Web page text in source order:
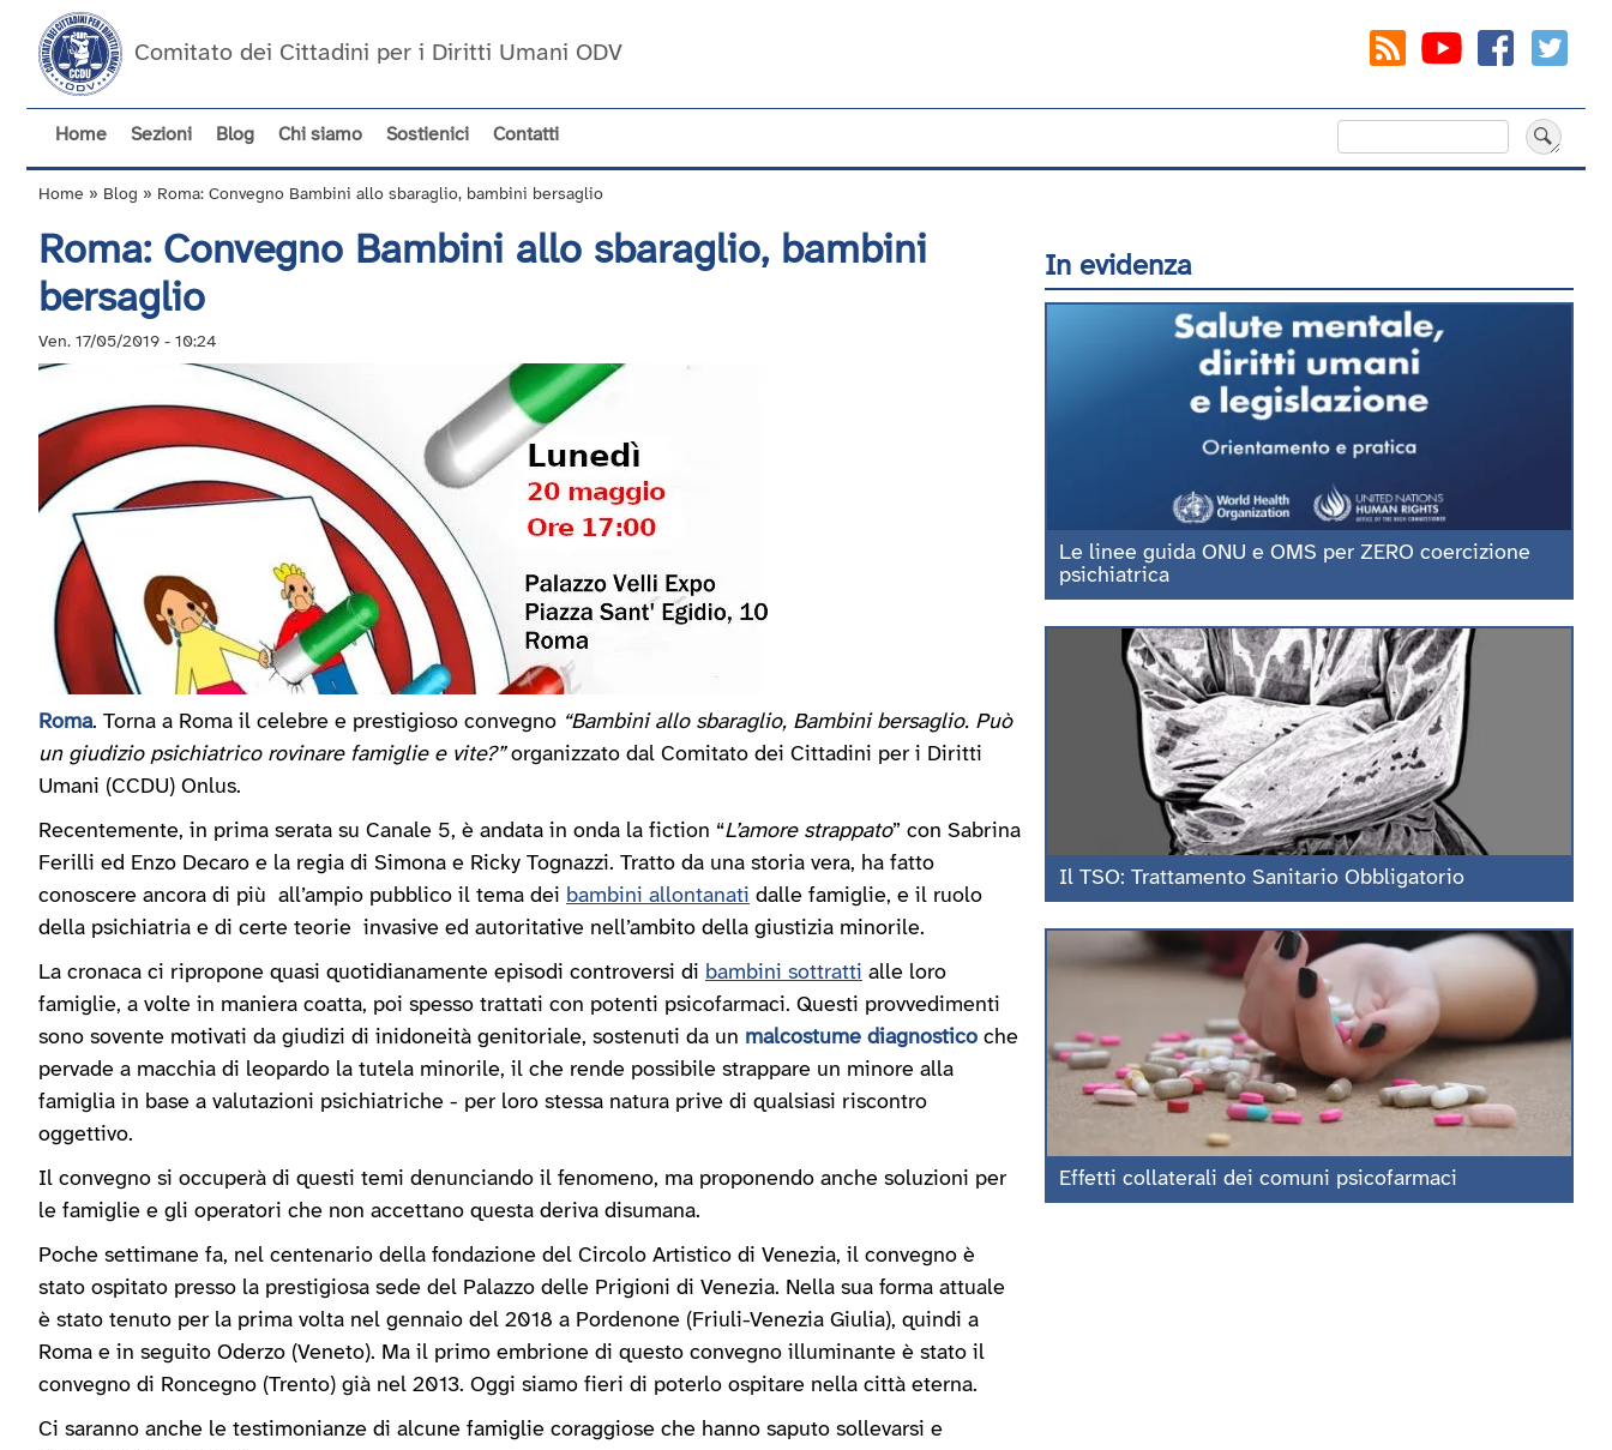
contenuto
principale
Comitato dei Cittadini per i Diritti Umani ODV
Navigazione
principale
Home Sezioni Blog Chi siamo Sostienici Contatti
di
pane
Home Blog Roma: Convegno Bambini allo sbaraglio, bambini bersaglio
Roma: Convegno Bambini allo sbaraglio, bambini
bersaglio
Ven. 17/05/2019 - 10:24
Roma. Torna a Roma il celebre e prestigioso convegno “Bambini allo sbaraglio, Bambini bersaglio. Può
un giudizio psichiatrico rovinare famiglie e vite?”organizzato dal Comitato dei Cittadini per i Diritti
Umani (CCDU) Onlus.
Recentemente, in prima serata su Canale 5, è andata in onda la fiction “L’amore strappato” con Sabrina
Ferilli ed Enzo Decaro e la regia di Simona e Ricky Tognazzi. Tratto da una storia vera, ha fatto
conoscere ancora di più all’ampio pubblico il tema dei bambini allontanati dalle famiglie, e il ruolo
della psichiatria e di certe teorie invasive ed autoritative nell’ambito della giustizia minorile.
La cronaca ci ripropone quasi quotidianamente episodi controversi di bambini sottratti alle loro
famiglie, a volte in maniera coatta, poi spesso trattati con potenti psicofarmaci. Questi provvedimenti
sono sovente motivati da giudizi di inidoneità genitoriale, sostenuti da un malcostume diagnostico che
pervade a macchia di leopardo la tutela minorile, il che rende possibile strappare un minore alla
famiglia in base a valutazioni psichiatriche - per loro stessa natura prive di qualsiasi riscontro
oggettivo.
Il convegno si occuperà di questi temi denunciando il fenomeno, ma proponendo anche soluzioni per
le famiglie e gli operatori che non accettano questa deriva disumana.
Poche settimane fa, nel centenario della fondazione del Circolo Artistico di Venezia, il convegno è
stato ospitato presso la prestigiosa sede del Palazzo delle Prigioni di Venezia. Nella sua forma attuale
è stato tenuto per la prima volta nel gennaio del 2018 a Pordenone (Friuli-Venezia Giulia), quindi a
Roma e in seguito Oderzo (Veneto). Ma il primo embrione di questo convegno illuminante è stato il
convegno di Roncegno (Trento) già nel 2013. Oggi siamo fieri di poterlo ospitare nella città eterna.
Ci saranno anche le testimonianze di alcune famiglie coraggiose che hanno saputo sollevarsi e
In evidenza
Le linee guida ONU e OMS per ZERO coercizione
psichiatrica
Il TSO: Trattamento Sanitario Obbligatorio
Effetti collaterali dei comuni psicofarmaci